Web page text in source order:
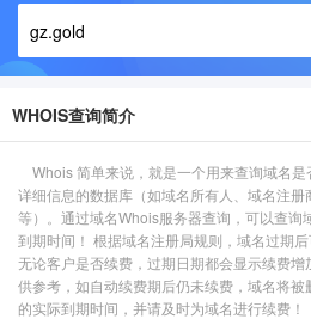
WHOIS查询简介
Whois 简单来说，就是一个用来查询域名
详细信息的数据库（如域名所有人、域名注
等）。通过域名Whois服务器查询，可以查询
到期时间！ 根据域名注册局规则，域名过期
无论客户是否续费，过期日期都会显示续费
供参考，如自动续费期后仍未续费，域名将
的实际到期时间，并请及时为域名进行续费！